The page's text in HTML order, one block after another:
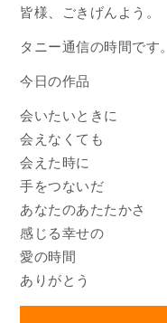
皆様、ごきげんよう。
タニー通信の時間です。
今日の作品
会いたいときに
会えなくても
会えた時に
手をつないだ
あなたのあたたかさ
感じる幸せの
愛の時間
ありがとう